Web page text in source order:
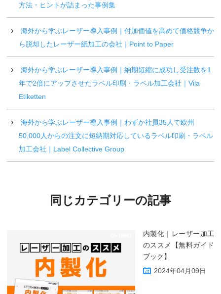
方法・ヒントが詰まった事例集
海外から学ぶレーザー導入事例｜付加価値を高めて価格競争か
ら脱却したレーザー紙加工の会社｜Point to Paper
海外から学ぶレーザー導入事例｜納期短縮に成功し受注数を1
年で2倍にアップさせたラベル印刷・ラベル加工会社｜Vila
Etiketten
海外から学ぶレーザー導入事例｜わずか社員35人で欧州
50,000人からの注文に短納期対応しているラベル印刷・ラベル
加工会社｜Label Collective Group
同じカテゴリーの記事
内製化｜レーザー加工
のススメ【無料ガイド
ブック】
2024年04月09日